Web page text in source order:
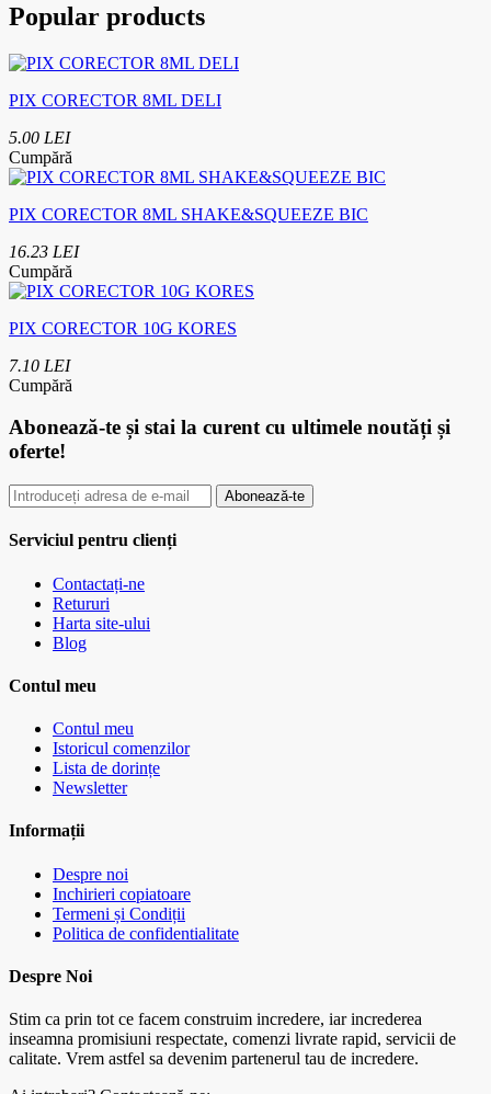
Popular products
PIX CORECTOR 8ML DELI
5.00 LEI
Cumpără
PIX CORECTOR 8ML SHAKE&SQUEEZE BIC
16.23 LEI
Cumpără
PIX CORECTOR 10G KORES
7.10 LEI
Cumpără
Abonează-te și stai la curent cu ultimele noutăți și
oferte!
Abonează-te
Serviciul pentru clienți
Contactați-ne
Retururi
Harta site-ului
Blog
Contul meu
Contul meu
Istoricul comenzilor
Lista de dorințe
Newsletter
Informații
Despre noi
Inchirieri copiatoare
Termeni și Condiții
Politica de confidentialitate
Despre Noi
Stim ca prin tot ce facem construim incredere, iar increderea
inseamna promisiuni respectate, comenzi livrate rapid, servicii de
calitate. Vrem astfel sa devenim partenerul tau de incredere.